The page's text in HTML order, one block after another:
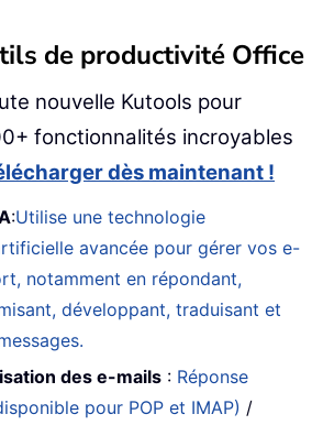
de productivité Office
nouvelle Kutools pour
fonctionnalités incroyables
dès maintenant !
:Utilise une technologie
avancée pour gérer vos e-
notamment en répondant,
développant, traduisant et
des e-mails : Réponse
pour POP et IMAP) /